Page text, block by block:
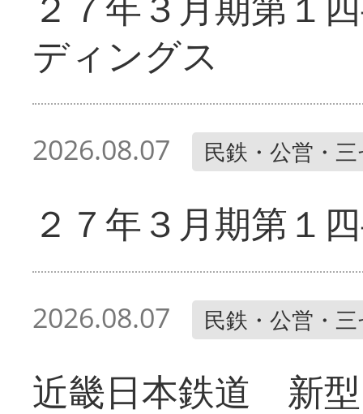
ディングス
2026.08.07 民鉄・公営・
２７年３月期第１
2026.08.07 民鉄・公営・
近畿日本鉄道 新